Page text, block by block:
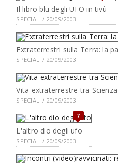
Il libro blu degli UFO in tivù
SPECIALI / 20/09/2003
Extraterrestri sulla Terra: la
SPECIALI / 20/09/2003
Vita extraterrestre tra
SPECIALI / 20/09/2003
7
L'altro dio degli ufo
SPECIALI / 20/09/2003